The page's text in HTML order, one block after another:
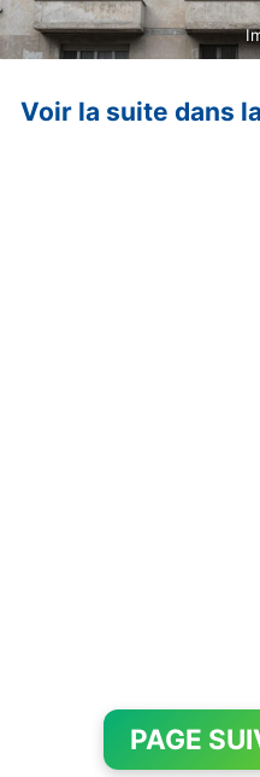
Voir la suite dans
PAGE